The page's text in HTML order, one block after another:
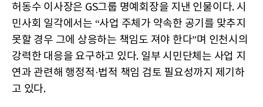
허동수 이사장은 GS그룹 명예회장을 지낸 인물이다. 시
민사회 일각에서는 “사업 주체가 약속한 공기를 맞추지
못할 경우 그에 상응하는 책임도 져야 한다”며 인천시의
강력한 대응을 요구하고 있다. 일부 시민단체는 사업 지
연과 관련해 행정적·법적 책임 검토 필요성까지 제기하
고 있다.